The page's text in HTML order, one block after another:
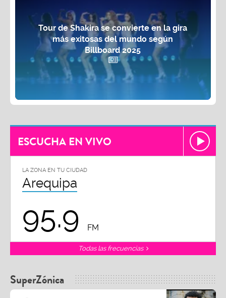
Tour de Shakira se convierte en la gira
más exitosas del mundo según
Billboard 2025
ESCUCHA EN VIVO
LA ZONA EN TU CIUDAD
Arequipa
95.9 FM
Todas las frecuencias
SuperZónica